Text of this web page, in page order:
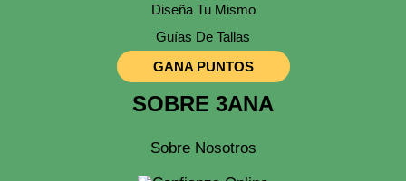
Diseña Tu Mismo
Guías De Tallas
GANA PUNTOS
SOBRE 3ANA
Sobre Nosotros